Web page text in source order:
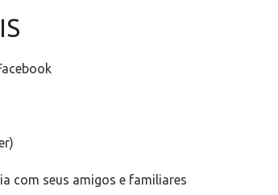
com seus amigos e familiares